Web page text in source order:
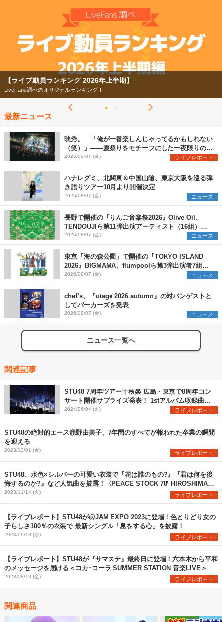
【ライブ動員ランキング 2026年上半期】
LiveFans調べのオリジナルランキング！
最新ニュース
映秀。 「俺が一番楽しんじゃってるかもしれない
（笑）」――夏祭りをモチーフにした一夜限りのス
ペシャルライブ『色祭』レポート
2026/08/07 (金) ライブレポート
ハナレグミ、北関東＆中国山陰、東京大阪を巡る弾
き語りツアー10月より開催決定
2026/08/07 (金) ニュース
長野で開催の『りんご音楽祭2026』Olive Oil、
TENDOUJIら第11弾出演アーティスト（16組）を
発表
2026/08/07 (金) ニュース
東京「海の森公園」で開催の『TOKYO ISLAND
2026』BIGMAMA、flumpoolら第3弾出演者7組を
発表 ワークショップ・アート出展者を募集
2026/08/07 (金) ニュース
chef’s、『utage 2026 autumn』の対バンゲストと
してパーカーズを発表
2026/08/07 (金) ニュース
ニュース一覧へ
関連記事
STU48 7周年ツアー千秋楽 広島・東京で8周年コン
サート開催サプライズ発表！ 1stアルバム収録曲
「月と僕と新しい自分」初披露
2024/06/04 (火) ライブレポート
STU48の絶対的エース瀧野由美子、7年間のすべてが報われた卒業の瞬間
を迎える
2023/12/01 (金) ライブレポート
STU48、水色×シルバーの可愛い衣装で『花は誰のもの?』『君は何を後
悔するのか?』など人気曲を披露！〈PEACE STOCK 78’ HIROSHIMA
2023〉
2023/11/14 (火) ライブレポート
【ライブレポート】STU48が@JAM EXPO 2023に登場！色とりどり女の
子らしさ100％の衣装で 最新シングル「息をする心」を披露！
2023/09/13 (水) ライブレポート
【ライブレポート】STU48が『サマステ』最終日に登場！六本木から平和
のメッセージを届ける＜コカ･コーラ SUMMER STATION 音楽LIVE＞
2023/08/18 (金) ライブレポート
関連商品